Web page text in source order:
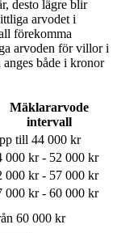
desto lägre blir
arvodet i
förekomma
arvoden förvillori
både i kronor
Mäklararvode
intervall
till 44 000 kr
000 kr - 52 000 kr
000 kr - 57 000 kr
000 kr - 60 000 kr
60 000 kr